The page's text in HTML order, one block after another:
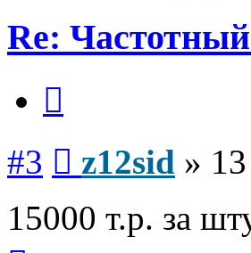
Re:
#3 z12sid »
15000 т.р. за